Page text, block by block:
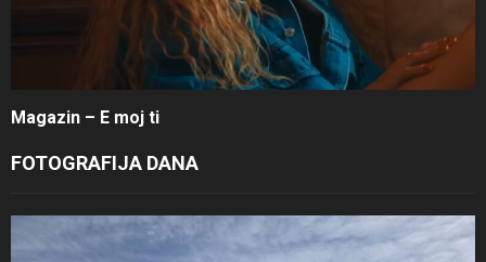
Magazin – E moj ti
FOTOGRAFIJA DANA